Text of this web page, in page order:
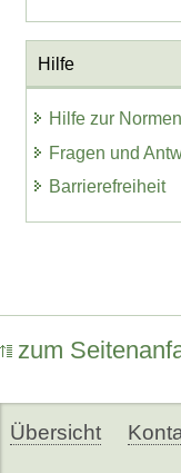
Hilfe
Hilfe zur
Fragen und
Barrierefreiheit
zum
Übersicht